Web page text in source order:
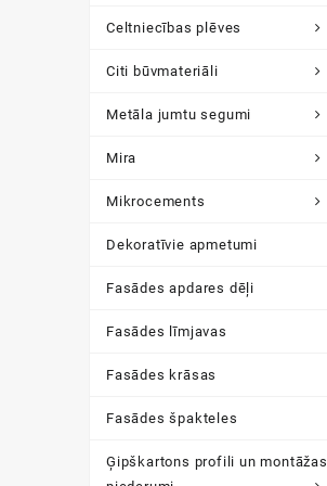
Celtniecības plēves
Citi būvmateriāli
Metāla jumtu segumi
Mira
Mikrocements
Dekoratīvie apmetumi
Fasādes apdares dēļi
Fasādes līmjavas
Fasādes krāsas
Fasādes špakteles
Ģipškartons profili un montāžas